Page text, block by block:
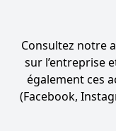
Consultez notre
sur l’entreprise
également ces
(Facebook,